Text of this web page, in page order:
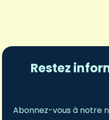
Restez
Abonnez-vous à notre